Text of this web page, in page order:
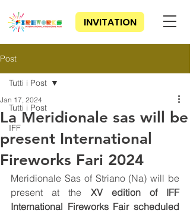
INVITATION
Post
Tutti i Post
IFF
Tutti i Post
La Meridionale sas will be
present International
Fireworks Fari 2024
Jan 17, 2024
Meridionale Sas of Striano (Na) will be
present at the XV edition of IFF
International Fireworks Fair scheduled